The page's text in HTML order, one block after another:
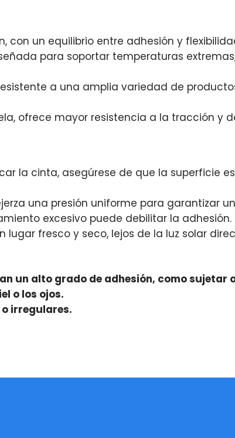
con un equilibrio entre adhesión y
para soportar temperaturas
a una amplia variedad de
ofrece mayor resistencia a la tracción y
la cinta, asegúrese de que la superficie
una presión uniforme para garantizar
excesivo puede debilitar la adhesión.
lugar fresco y seco, lejos de la luz solar
un alto grado de adhesión, como sujetar
o los ojos.
irregulares.